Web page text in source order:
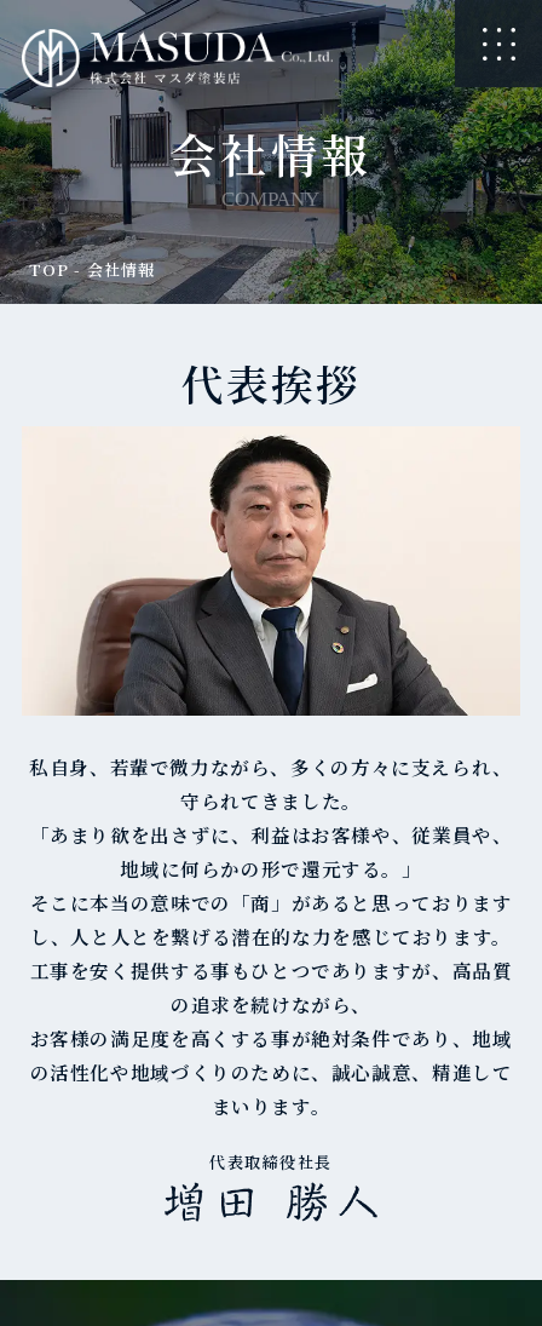
会社情報
COMPANY
TOP-会社情報
代表挨拶
私自身、若輩で微力ながら、多くの方々に支えられ、
守られてきました。
「あまり欲を出さずに、利益はお客様や、従業員や、
地域に何らかの形で還元する。」
そこに本当の意味での「商」があると思っております
し、人と人とを繋げる潜在的な力を感じております。
工事を安く提供する事もひとつでありますが、高品質
の追求を続けながら、
お客様の満足度を高くする事が絶対条件であり、地域
の活性化や地域づくりのために、誠心誠意、精進して
まいります。
代表取締役社長